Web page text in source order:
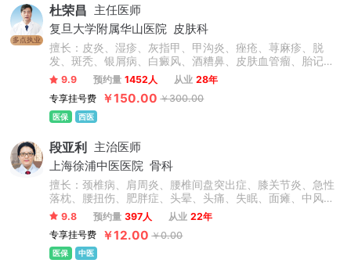
多点执业
杜荣昌 主任医师
复旦大学附属华山医院
皮肤科
擅长：皮炎、湿疹、灰指甲、甲沟炎、痤疮、荨麻疹、脱
发、斑秃、银屑病、白癜风、酒糟鼻、皮肤血管瘤、胎记、
瘢痕疙瘩、结节性痒疹、激素脸、血管痣、太田痣、汗疱
疹、老年性白斑、职业病皮肤病、化妆品不良反应等常见皮
肤病和疑难疾病，在皮肤病治疗领域有很深的造诣。
9.9 预约量 1452人 从业 28年
专享挂号费
￥150.00 ￥300.00
医保 西医
段亚利 主治医师
上海徐浦中医医院 骨科
擅长：颈椎病、肩周炎、腰椎间盘突出症、膝关节炎、急性
落枕、腰扭伤、肥胖症、头晕、头痛、失眠、面瘫、中风偏
瘫后遗症、脊柱侧弯、高低肩、长短腿、骨盆倾斜、上下交
叉综合症、强直性脊柱炎、颈肩腰腿疼痛类疾病及脊柱健康
管理等相关疾病。
9.8 预约量 397人 从业 22年
专享挂号费
￥12.00 ￥0.00
医保 中医